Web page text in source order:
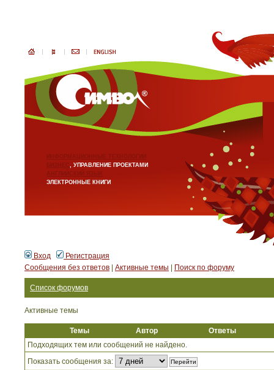
ИНФОРМАЦИОННЫЕ ТЕХНОЛОГИИ
БИЗНЕС, УПРАВЛЕНИЕ ПРОЕКТАМИ
АНГЛИЙСКИЙ ЯЗЫК
ЭЛЕКТРОННЫЕ КНИГИ
Вход
Регистрация
Сообщения без ответов
Активные темы Поиск по форуму
Список форумов
Активные темы
Темы Автор
Ответы
Подходящих тем или сообщений не найдено.
Показать сообщения за: